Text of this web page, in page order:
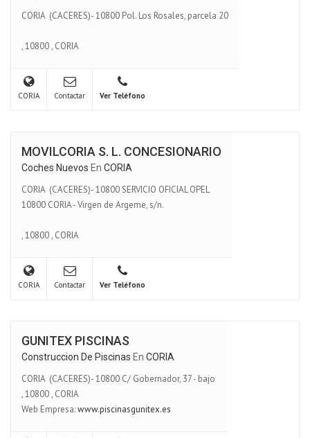
CORIA (CACERES)- 10800 Pol. Los Rosales, parcela 20
,10800, CORIA
CORIA Contactar Ver Teléfono
MOVILCORIA S. L. CONCESIONARIO
Coches Nuevos En CORIA
CORIA (CACERES)- 10800 SERVICIO OFICIAL OPEL
10800 CORIA - Virgen de Argeme, s/n.
,10800, CORIA
CORIA Contactar Ver Teléfono
GUNITEX PISCINAS
Construccion De Piscinas En CORIA
CORIA (CACERES)- 10800 C/ Gobernador, 37 - bajo
,10800, CORIA
Web Empresa:www.piscinasgunitex.es